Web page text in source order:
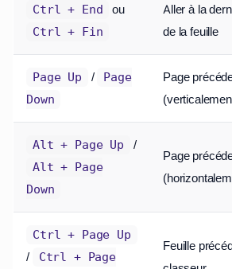
Ctrl + End ou
Ctrl + Fin
Aller à la
de la feuille
Page Up /
Page
Down
Page
Alt + Page Up /
Alt + Page
Down
Page
Ctrl + Page Up
/
Ctrl + Page
Feuille